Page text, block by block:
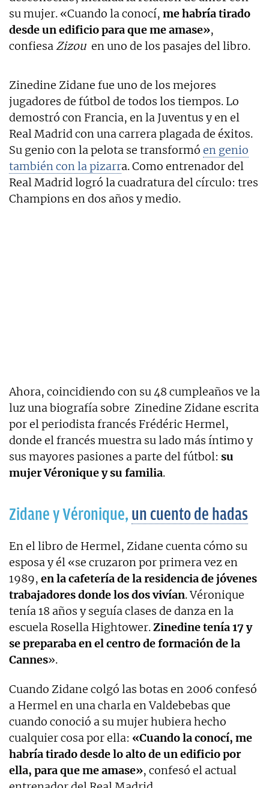
su mujer. «Cuando la conocí, me habría tirado
desde un edificio para que me amase»,
confiesa Zizou en uno de los pasajes del libro.
Zinedine Zidane fue uno de los mejores
jugadores de fútbol de todos los tiempos. Lo
demostró con Francia, en la Juventus y en el
Real Madrid con una carrera plagada de éxitos.
Su genio con la pelota se transformó en genio
también con la pizarra. Como entrenador del
Real Madrid logró la cuadratura del círculo: tres
Champions en dos años y medio.
Ahora, coincidiendo con su 48 cumpleaños ve la
luz una biografía sobre Zinedine Zidane escrita
por el periodista francés Frédéric Hermel,
donde el francés muestra su lado más íntimo y
sus mayores pasiones a parte del fútbol: su
mujer Véronique y su familia.
Zidane y Véronique, un cuento de hadas
En el libro de Hermel, Zidane cuenta cómo su
esposa y él «se cruzaron por primera vez en
1989, en la cafetería de la residencia de jóvenes
trabajadores donde los dos vivían. Véronique
tenía 18 años y seguía clases de danza en la
escuela Rosella Hightower.Zinedine tenía 17 y
se preparaba en el centro de formación de la
Cannes».
Cuando Zidane colgó las botas en 2006 confesó
a Hermel en una charla en Valdebebas que
cuando conoció a su mujer hubiera hecho
cualquier cosa por ella: «Cuando la conocí, me
habría tirado desde lo alto de un edificio por
ella, para que me amase», confesó el actual